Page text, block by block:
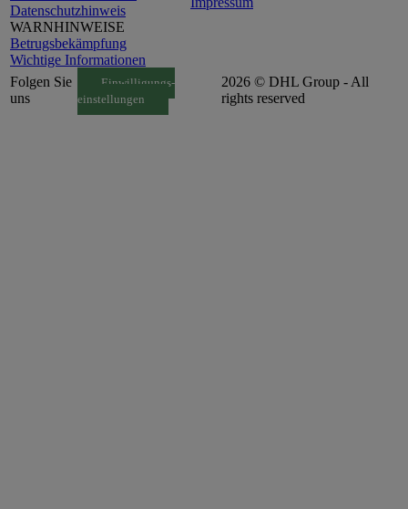
Datenschutzhinweis
WARNHINWEISE
Betrugsbekämpfung
Wichtige Informationen
Folgen Sie
uns
Einwilligungs-
einstellungen
2026 © DHL Group - All
rights reserved